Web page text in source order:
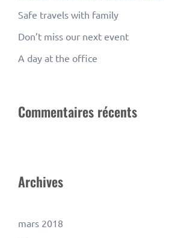
Safe travels with family
Don’t miss our next event
A day at the office
Commentaires récents
Archives
mars 2018